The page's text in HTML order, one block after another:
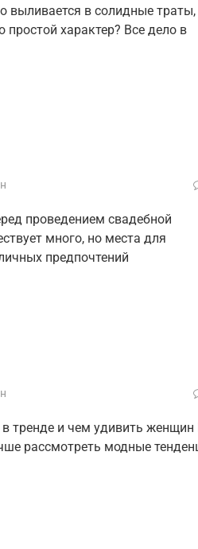
выливается в солидные траты,
характер? Все дело в
проведением свадебной
много, но места для
предпочтений
тренде и чем удивить женщин
рассмотреть модные